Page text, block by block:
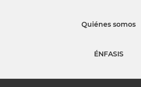
Quiénes somos
ÉNFASIS